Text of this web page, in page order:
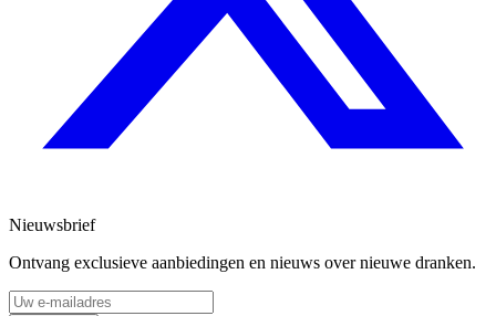
Nieuwsbrief
Ontvang exclusieve aanbiedingen en nieuws over nieuwe dranken.